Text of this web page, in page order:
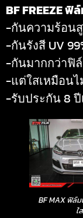
BF FREEZE ฟิ
-กันความร้อนสู
-กันรังสี UV
-กันมากกว่าฟิ
-แต่ใสเหมือน
-รับประกัน 8 ปี
BF MAX ฟิล์ม
ใส